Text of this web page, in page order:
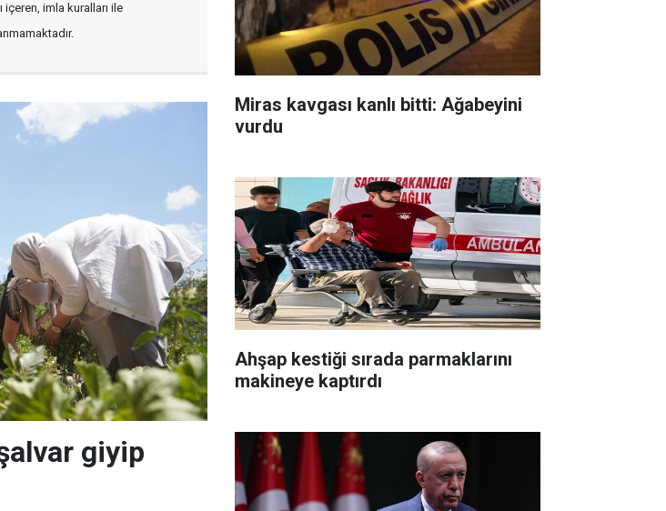
imla kuralları ile
giyip
Miras kavgası kanlı bitti: Ağabeyini
vurdu
Ahşap kestiği sırada parmaklarını
makineye kaptırdı